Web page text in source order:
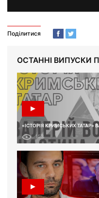
Поділитися
ОСТАННІ ВИПУСКИ
«ІСТОРІЯ КРИМСЬКИХ ТАТАР»
153